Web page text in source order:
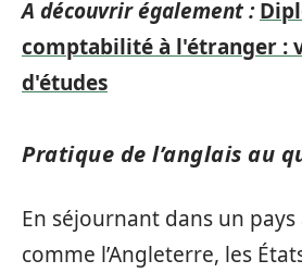
A découvrir également :
comptabilité à l'étranger :
d'études
Pratique de l’anglais au
En séjournant dans un
comme l’Angleterre, les